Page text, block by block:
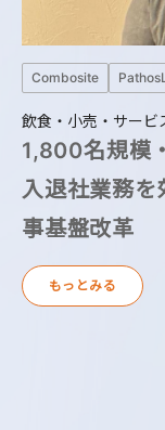
Combosite
飲食・小売・サー
1,800名規模
入退社業務を
事基盤改革
もっとみる